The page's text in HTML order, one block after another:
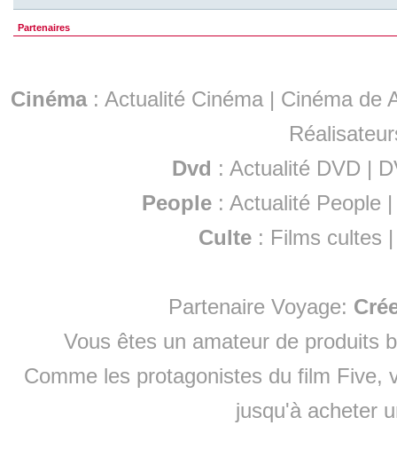
Partenaires
Cinéma: Actualité Cinéma | Cinéma de
Dvd : Actualité DVD |
People :Actualité People
Culte : Films cultes
Partenaire Voyage:
Vous êtes un amateur de produits
Comme les protagonistes du film Five,
jusqu'à acheter